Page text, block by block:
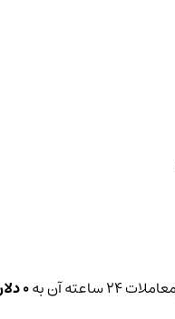
آن به 0 دلار